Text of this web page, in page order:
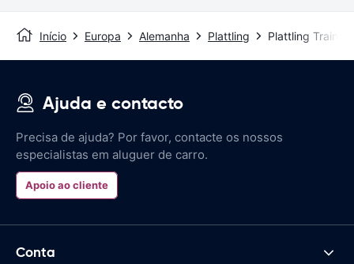
Início Europa Alemanha Plattling Plattling Train
Ajuda e contacto
Precisa de ajuda? Por favor, contacte os nossos
especialistas em aluguer de carro.
Apoio ao cliente
Conta